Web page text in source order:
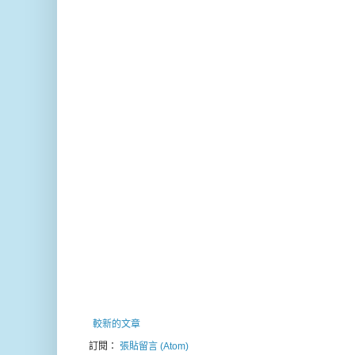
較新的文章
訂閱： 張貼留言 (Atom)